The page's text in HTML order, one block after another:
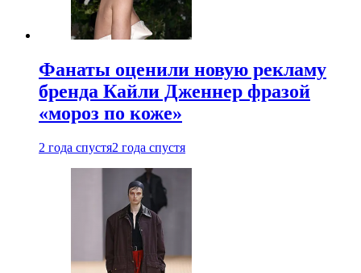
Фанаты оценили новую рекламу
бренда Кайли Дженнер фразой
«мороз по коже»
2 года спустя2 года спустя